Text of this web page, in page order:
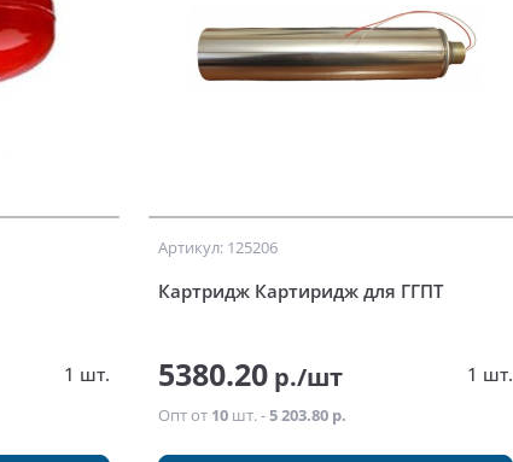
1 шт.
Артикул: 125206
Картридж Картиридж для ГГПТ
5380.20р./шт 1 шт.
Опт от 10шт. -5 203.80 р.